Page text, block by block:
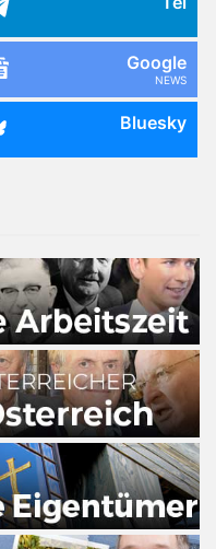
Google
NEWS
Bluesky